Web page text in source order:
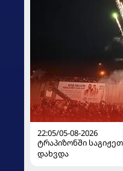
22:05/05-08-2026
ტრაპიზონში
დახვდა